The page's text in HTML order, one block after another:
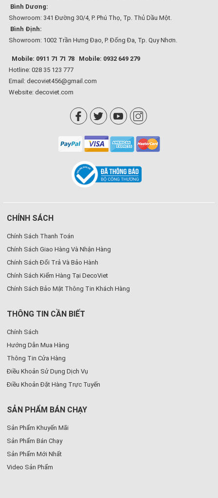
Bình Dương:
Showroom: 341 Đường 30/4, P. Phú Thọ, Tp. Thủ Dầu Một.
Bình Định:
Showroom: 1002 Trần Hưng Đạo, P. Đống Đa, Tp. Quy Nhơn.
Mobile: 0911 71 71 78
Mobile: 0932 649 279
Hotline: 028 35 123 777
Email: decoviet456@gmail.com
Website: decoviet.com
CHÍNH SÁCH
Chính Sách Thanh Toán
Chính Sách Giao Hàng Và Nhận Hàng
Chính Sách Đổi Trả Và Bảo Hành
Chính Sách Kiểm Hàng Tại DecoViet
Chính Sách Bảo Mật Thông Tin Khách Hàng
THÔNG TIN CẦN BIẾT
Chính Sách
Hướng Dẫn Mua Hàng
Thông Tin Cửa Hàng
Điều Khoản Sử Dụng Dịch Vụ
Điều Khoản Đặt Hàng Trực Tuyến
SẢN PHẨM BÁN CHẠY
Sản Phẩm Khuyến Mãi
Sản Phẩm Bán Chạy
Sản Phẩm Mới Nhất
Video Sản Phẩm